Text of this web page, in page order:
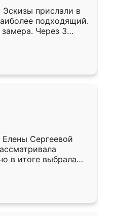
Эскизы прислали в
подходящий.
Через 3
Остались
Ренессанс
работу!
Елены Сергеевой
в итоге выбрала
условия, потом
спокойно объяснил
в срок, с